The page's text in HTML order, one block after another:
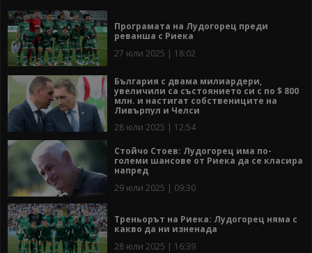
Програмата на Лудогорец преди
реванша с Риека
27 юли 2025 | 18:02
България с двама милиардери,
увеличили са състоянието си с по $ 800
млн. и настигат собствениците на
Ливърпул и Челси
28 юли 2025 | 12:54
Стойчо Стоев: Лудогорец има по-
големи шансове от Риека да се класира
напред
29 юли 2025 | 09:30
Треньорът на Риека: Лудогорец няма с
какво да ни изненада
28 юли 2025 | 16:39